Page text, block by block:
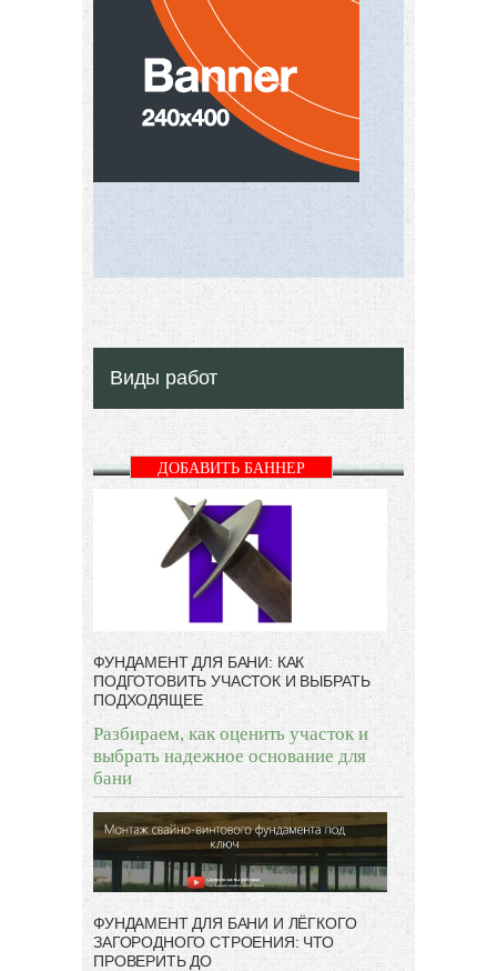
Виды работ
ДОБАВИТЬ БАННЕР
ФУНДАМЕНТ ДЛЯ БАНИ: КАК
ПОДГОТОВИТЬ УЧАСТОК И ВЫБРАТЬ
ПОДХОДЯЩЕЕ
Разбираем, как оценить участок и
выбрать надежное основание для
бани
ФУНДАМЕНТ ДЛЯ БАНИ И ЛЁГКОГО
ЗАГОРОДНОГО СТРОЕНИЯ: ЧТО
ПРОВЕРИТЬ ДО